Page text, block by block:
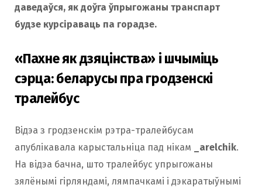
даведаўся, як доўга ўпрыгожаны транспарт
будзе курсіраваць па горадзе.
«Пахне як дзяцінства» і шчыміць
сэрца: беларусы пра гродзенскі
тралейбус
Відэа з гродзенскім рэтра-тралейбусам
апублікавала карыстальніца пад нікам
_arelchik.
На відэа бачна, што тралейбус упрыгожаны
зялёнымі гірляндамі, лямпачкамі і дэкаратыўнымі